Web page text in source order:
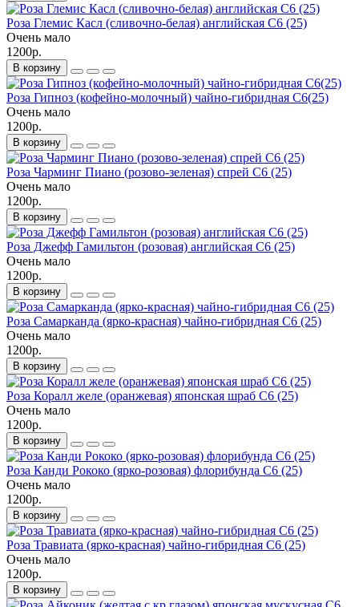
Роза Глемис Касл (сливочно-белая) английская С6 (25)
Очень мало
1200р.
В корзину
Роза Гипноз (кофейно-молочный) чайно-гибридная С6(25)
Очень мало
1200р.
В корзину
Роза Чарминг Пиано (розово-зеленая) спрей С6 (25)
Очень мало
1200р.
В корзину
Роза Джефф Гамильтон (розовая) английская С6 (25)
Очень мало
1200р.
В корзину
Роза Самарканда (ярко-красная) чайно-гибридная С6 (25)
Очень мало
1200р.
В корзину
Роза Коралл желе (оранжевая) японская шраб С6 (25)
Очень мало
1200р.
В корзину
Роза Канди Рококо (ярко-розовая) флорибунда С6 (25)
Очень мало
1200р.
В корзину
Роза Травиата (ярко-красная) чайно-гибридная С6 (25)
Очень мало
1200р.
В корзину